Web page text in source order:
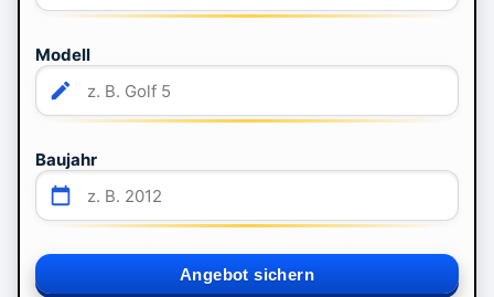
Modell
Baujahr
Angebot sichern